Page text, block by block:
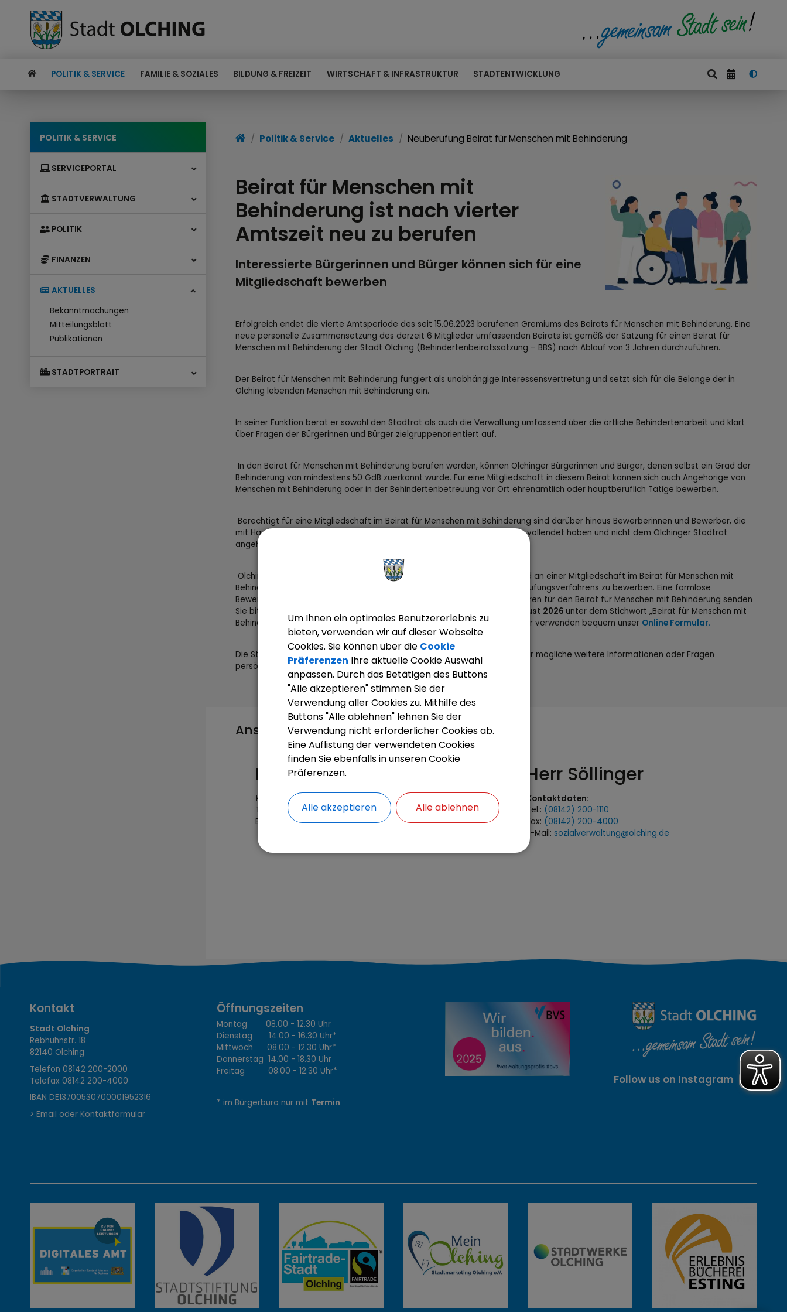
POLITIK & SERVICE FAMILIE & SOZIALES BILDUNG & FREIZEIT WIRTSCHAFT & INFRASTRUKTUR STADTENTWICKLUNG
POLITIK & SERVICE
SERVICEPORTAL
STADTVERWALTUNG
POLITIK
FINANZEN
AKTUELLES
Bekanntmachungen
Mitteilungsblatt
Publikationen
STADTPORTRAIT
Politik & Service Aktuelles Neuberufung Beirat für Menschen mit Behinderung
Beirat für Menschen mit
Behinderung ist nach vierter
Amtszeit neu zu berufen
Interessierte Bürgerinnen und Bürger können sich für eine
Mitgliedschaft bewerben
Erfolgreich endet die vierte Amtsperiode des seit 15.06.2023 berufenen Gremiums des Beirats für Menschen mit Behinderung. Eine
neue personelle Zusammensetzung des derzeit 6 Mitglieder umfassenden Beirats ist gemäß der Satzung für einen Beirat für
Menschen mit Behinderung der Stadt Olching (Behindertenbeiratssatzung – BBS) nach Ablauf von 3 Jahren durchzuführen.
Der Beirat für Menschen mit Behinderung fungiert als unabhängige Interessensvertretung und setzt sich für die Belange der in
Olching lebenden Menschen mit Behinderung ein.
In seiner Funktion berät er sowohl den Stadtrat als auch die Verwaltung umfassend über die örtliche Behindertenarbeit und klärt
über Fragen der Bürgerinnen und Bürger zielgruppenorientiert auf.
In den Beirat für Menschen mit Behinderung berufen werden, können Olchinger Bürgerinnen und Bürger, denen selbst ein Grad der
Behinderung von mindestens 50 GdB zuerkannt wurde. Für eine Mitgliedschaft in diesem Beirat können sich auch Angehörige von
Menschen mit Behinderung oder in der Behindertenbetreuung vor Ort ehrenamtlich oder hauptberuflich Tätige bewerben.
Berechtigt für eine Mitgliedschaft im Beirat für Menschen mit Behinderung sind darüber hinaus Bewerberinnen und Bewerber, die
mit Hauptwohnsitz in der Stadt Olching gemeldet sind, das 18. Lebensjahr vollendet haben und nicht dem Olchinger Stadtrat
angehören.
Olchinger Bürgerinnen und Bürger, die obige Voraussetzungen erfüllen und an einer Mitgliedschaft im Beirat für Menschen mit
Behinderung interessiert sind, haben Gelegenheit, sich im Rahmen des Berufungsverfahrens zu bewerben. Eine formlose
Bewerbung mit Bereitschaftserklärung zur Teilnahme am Berufungsverfahren für den Beirat für Menschen mit Behinderung senden
Sie bitte mit Angabe der wichtigsten persönlichen Daten bis zum
28. August 2026unter dem Stichwort „Beirat für Menschen mit
Behinderung“ an die Stadt Olching, Rebhuhnstraße 18 in 82140 Olching, oder verwenden bequem unser Online Formular.
Die Stadtverwaltung steht gerne zu den Öffnungszeiten des Rathauses für mögliche weitere Informationen oder Fragen
persönlich und telefonisch zur Verfügung.
Ansprechpartner:
FrauGegner
Kontaktdaten:
Tel.:
(08142) 200-1155
E-Mail:
sozialesLeben@olching.de
Herr Söllinger
Kontaktdaten:
Tel.: (08142) 200-1110
Fax: (08142) 200-4000
E-Mail: sozialverwaltung@olching.de
K
o
n
t
a
k
Kontakt
Stadt Olching
Rebhuhnstr. 18
82140 Olching
Telefon08142 200-2000
Telefax08142 200-4000
IBAN DE13700530700001952316
> Email oder Kontaktformular
Öffnungszeiten
Montag 08.00 - 12.30 Uhr
Dienstag 14.00 - 16.30 Uhr*
Mittwoch 08.00 - 12.30 Uhr*
Donnerstag 14.00 - 18.30 Uhr
Freitag 08.00 - 12.30 Uhr*
* im Bürgerbüro nur mit Termin
Follow us on Instagram
Um Ihnen ein optimales Benutzererlebnis zu
bieten, verwenden wir auf dieser Webseite
Cookies. Sie können über die Cookie
Präferenzen Ihre aktuelle Cookie Auswahl
anpassen. Durch das Betätigen des Buttons
"Alle akzeptieren" stimmen Sie der
Verwendung aller Cookies zu. Mithilfe des
Buttons "Alle ablehnen" lehnen Sie der
Verwendung nicht erforderlicher Cookies ab.
Eine Auflistung der verwendeten Cookies
finden Sie ebenfalls in unseren Cookie
Präferenzen.
Alle akzeptieren Alle ablehnen